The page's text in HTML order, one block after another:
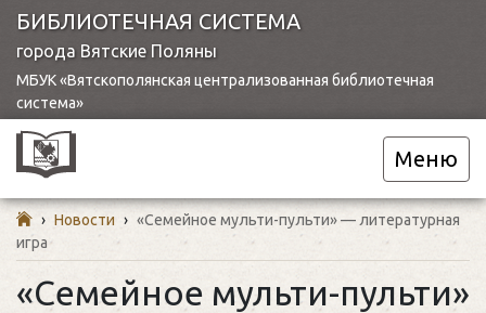
БИБЛИОТЕЧНАЯ СИСТЕМА
города Вятские Поляны
МБУК «Вятскополянская централизованная библиотечная
система»
Меню
› Новости › «Семейное мульти-пульти» — литературная
игра
«Семейное мульти-пульти»